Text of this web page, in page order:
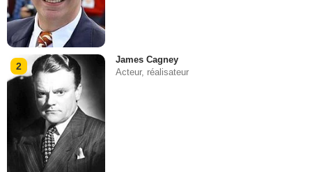
2
James Cagney
Acteur, réalisateur